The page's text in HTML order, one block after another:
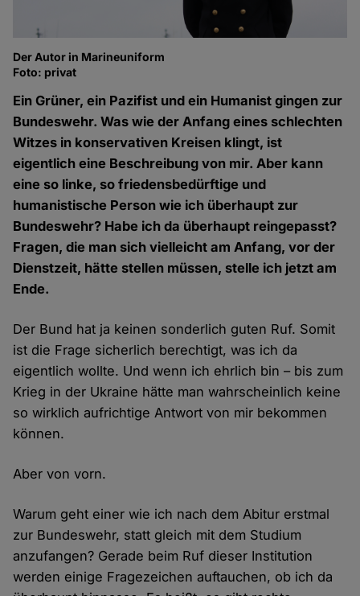
Der Autor in Marineuniform
Foto: privat
Ein Grüner, ein Pazifist und ein Humanist gingen zur
Bundeswehr. Was wie der Anfang eines schlechten
Witzes in konservativen Kreisen klingt, ist
eigentlich eine Beschreibung von mir. Aber kann
eine so linke, so friedensbedürftige und
humanistische Person wie ich überhaupt zur
Bundeswehr? Habe ich da überhaupt reingepasst?
Fragen, die man sich vielleicht am Anfang, vor der
Dienstzeit, hätte stellen müssen, stelle ich jetzt am
Ende.
Der Bund hat ja keinen sonderlich guten Ruf. Somit
ist die Frage sicherlich berechtigt, was ich da
eigentlich wollte. Und wenn ich ehrlich bin – bis zum
Krieg in der Ukraine hätte man wahrscheinlich keine
so wirklich aufrichtige Antwort von mir bekommen
können.
Aber von vorn.
Warum geht einer wie ich nach dem Abitur erstmal
zur Bundeswehr, statt gleich mit dem Studium
anzufangen? Gerade beim Ruf dieser Institution
werden einige Fragezeichen auftauchen, ob ich da